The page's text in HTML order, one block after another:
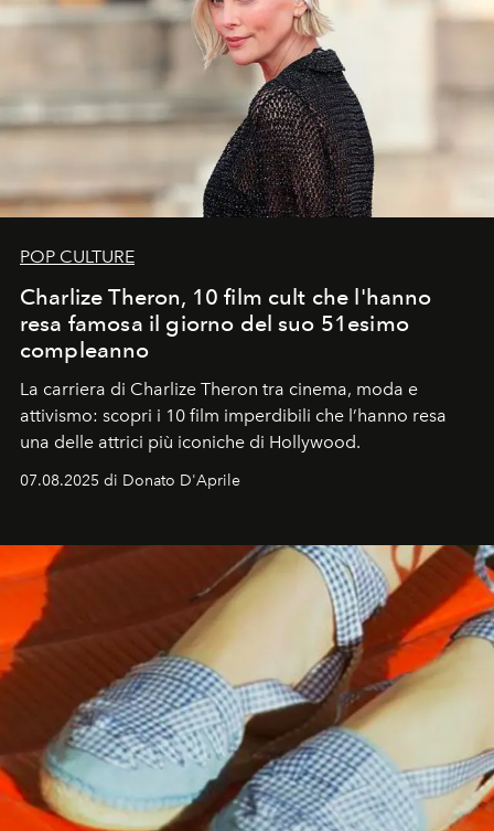
POP CULTURE
Charlize Theron, 10 film cult che l'hanno
resa famosa il giorno del suo 51esimo
compleanno
La carriera di Charlize Theron tra cinema, moda e
attivismo: scopri i 10 film imperdibili che l’hanno resa
una delle attrici più iconiche di Hollywood.
07.08.2025 di Donato D'Aprile